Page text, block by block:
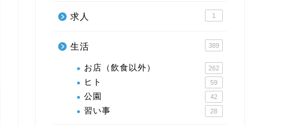
求人 1
生活 389
お店（飲食以外） 262
ヒト 59
公園 42
習い事 28